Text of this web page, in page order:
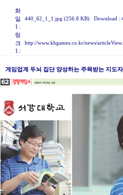
화
일
1 :
440_62_1_1.jpg (256.8 KB) Download :
링
크
1 :
http://www.khgames.co.kr/news/
게임업계 두뇌 집단 양성하는 주목받는 지도